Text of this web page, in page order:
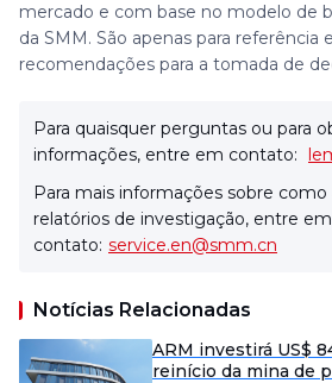
mercado e com base no modelo de
da SMM. São apenas para referência
recomendações para a tomada de
Para quaisquer perguntas ou para
informações, entre em contato:
Para mais informações sobre como
relatórios de investigação, entre em
contato: service.en@smm.cn
Notícias Relacionadas
ARM investirá US$
reinício da mina de